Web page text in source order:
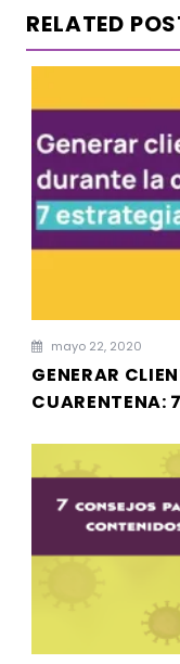
RELATED
mayo 22, 2020
GENERAR
CUARENTENA: